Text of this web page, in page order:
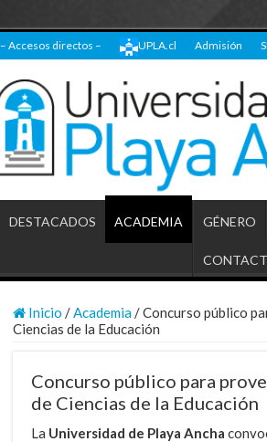
– Accesos directos – UPLA.cl Admisión
DESTACADOS ACADEMIA GÉNERO
Inicio / Academia /Concurso público
Ciencias de la Educación
Concurso público para
de Ciencias de la Educación
La Universidad de Playa Ancha